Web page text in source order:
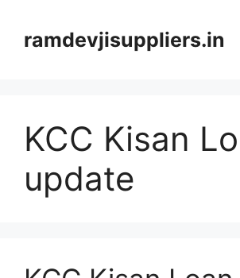
contentramdevjisuppliers.in
KCC Kisan
update